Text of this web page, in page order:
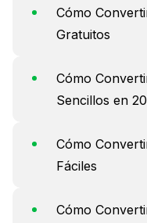
Cómo
Gratuitos
Cómo
Sencillos en
Cómo
Fáciles
Cómo